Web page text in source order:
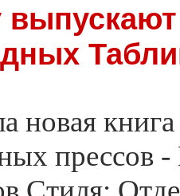
новая книга
прессов